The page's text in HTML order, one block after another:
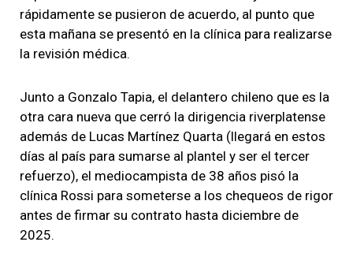
rápidamente se pusieron de acuerdo, al punto que
esta mañana se presentó en la clínica para realizarse
la revisión médica.
Junto a Gonzalo Tapia, el delantero chileno que es la
otra cara nueva que cerró la dirigencia riverplatense
además de Lucas Martínez Quarta (llegará en estos
días al país para sumarse al plantel y ser el tercer
refuerzo), el mediocampista de 38 años pisó la
clínica Rossi para someterse a los chequeos de rigor
antes de firmar su contrato hasta diciembre de
2025.